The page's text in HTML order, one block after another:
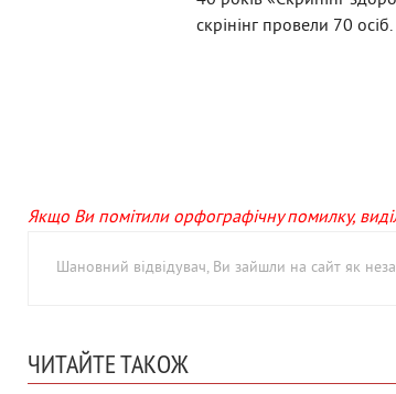
скрінінг провели 70 осіб.
Якщо Ви помітили орфографічну помилку,
Шановний відвідувач, Ви зайшли на сайт як
ЧИТАЙТЕ ТАКОЖ